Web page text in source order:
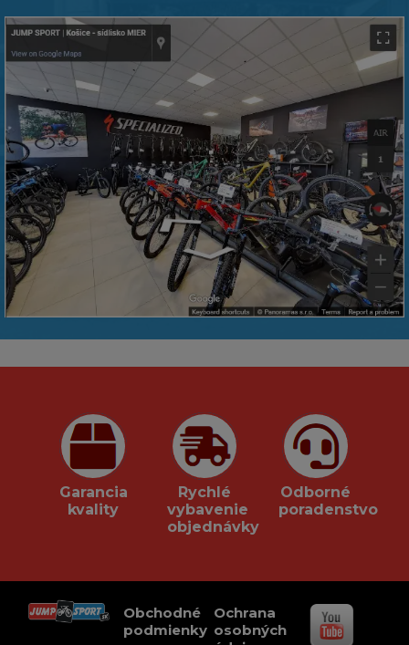
Garancia
kvality
Rychlé
vybavenie
objednávky
Odborné
poradenstvo
Obchodné
podmienky
Ochrana
osobných